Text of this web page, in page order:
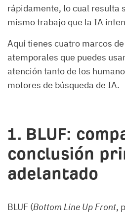
rápidamente, lo cual resulta
mismo trabajo que la IA
Aquí tienes cuatro marcos
atemporales que puedes
atención tanto de los
motores de búsqueda de IA.
1. BLUF:
conclusión
adelantado
BLUF (Bottom Line Up Front,